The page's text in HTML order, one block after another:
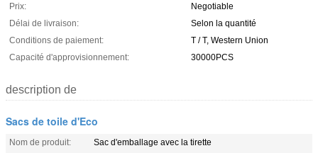
Prix:
Negotiable
Délai de livraison:
Selon la quantité
Conditions de paiement:
T / T, Western Union
Capacité d'approvisionnement:
30000PCS
description de
Sacs de toile d'Eco
Nom de produit:
Sac d'emballage avec la tirette